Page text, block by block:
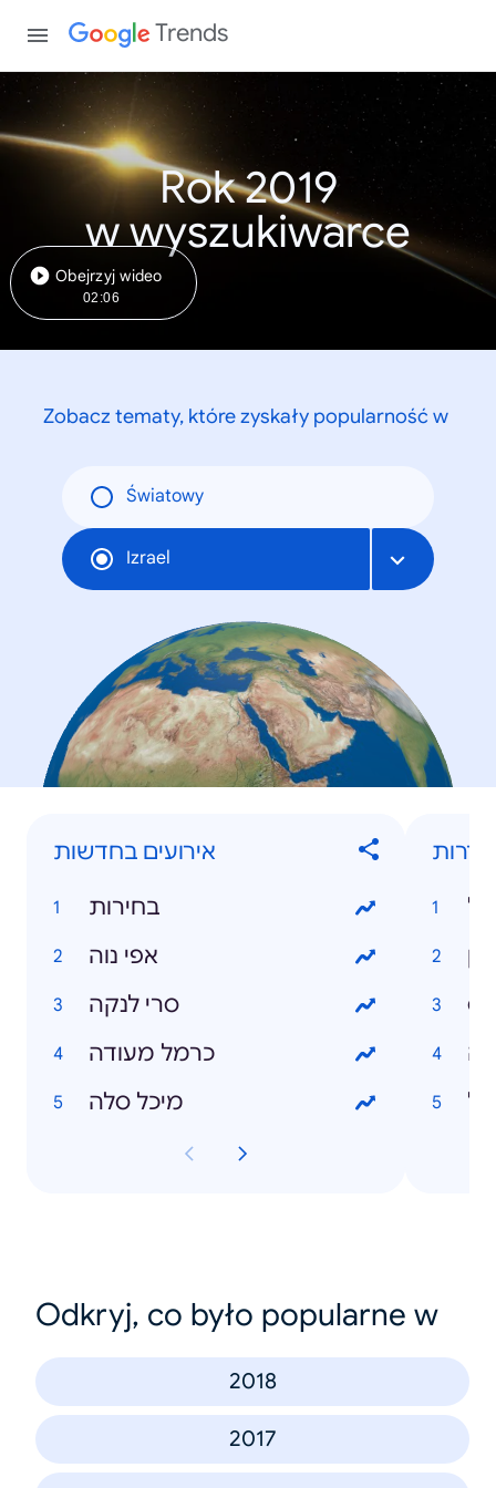
Trends
Rok 2019
w wyszukiwarce
Obejrzyj wideo
02:06
Zobacz tematy, które zyskały popularność w
Światowy
Izrael
אירועים בחדשות
בחירות
אפי נוה
סרי לנקה
כרמל מעודה
מיכל סלה
סדרות
Odkryj, co było popularne w
2018
2017